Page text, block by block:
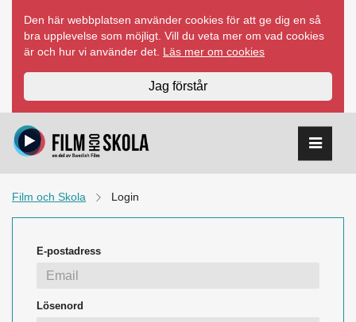
innehåll
Den här webbplatsen använder cookies för att ge dig en så
bra upplevelse som möjligt. Vill du veta mer om vad cookies
är och hur vi använder det. Läs mer om cookies
Jag förstår
Film och Skola Login
E-postadress
Lösenord